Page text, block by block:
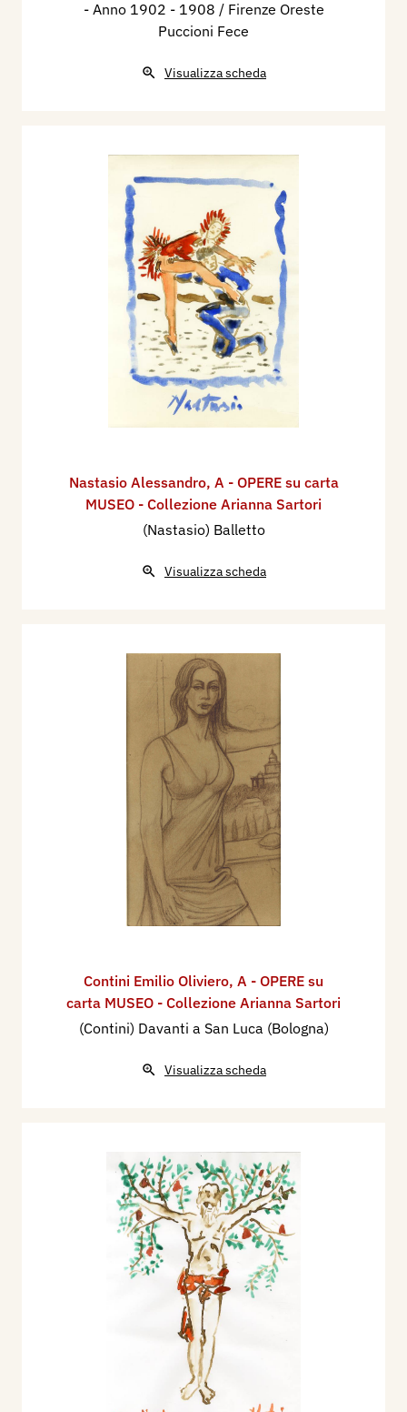
- Anno 1902 - 1908 / Firenze Oreste
Puccioni Fece
Visualizza scheda
Nastasio Alessandro, A - OPERE su carta
MUSEO - Collezione Arianna Sartori
(Nastasio) Balletto
Visualizza scheda
Contini Emilio Oliviero, A - OPERE su
carta MUSEO - Collezione Arianna Sartori
(Contini) Davanti a San Luca (Bologna)
Visualizza scheda